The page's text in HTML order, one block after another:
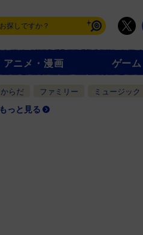
アニメ・漫画 ゲーム
からだ ファミリー
ミュージック
もっと見る